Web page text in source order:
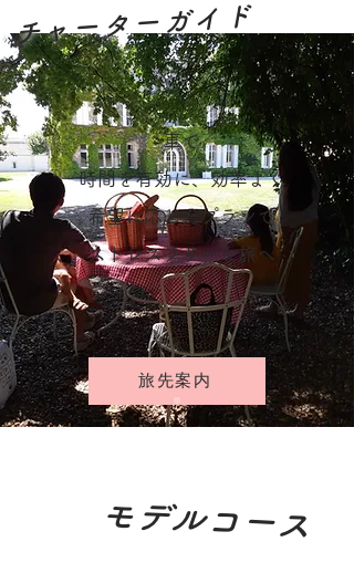
車で
時間を有効に、効率よく
​希望に応じたプランで
​ストレスフリーな旅へ
旅先案内
​チャーターガイド
モデルコース